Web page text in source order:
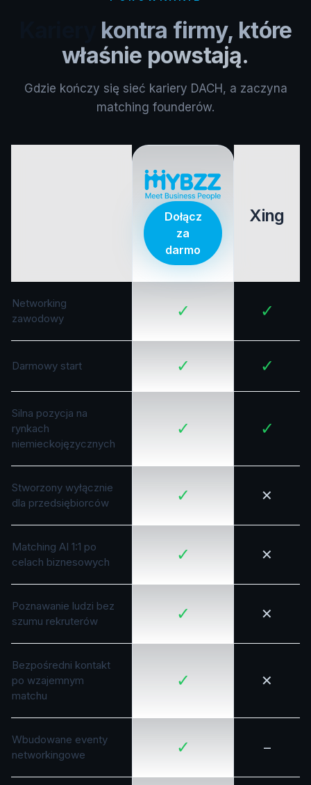
kontra firmy, które
właśnie powstają.
Gdzie kończy się sieć kariery DACH, a zaczyna
matching founderów.
Dołącz
za
darmo
Xing
Networking
zawodowy
✓ ✓
Darmowy start ✓ ✓
Silna pozycja na
rynkach
niemieckojęzycznych
✓ ✓
Stworzony wyłącznie
dla przedsiębiorców
✓ ✕
Matching AI 1:1 po
celach biznesowych
✓ ✕
Poznawanie ludzi bez
szumu rekruterów
✓ ✕
Bezpośredni kontakt
po wzajemnym
matchu
✓ ✕
Wbudowane eventy
networkingowe
✓ –